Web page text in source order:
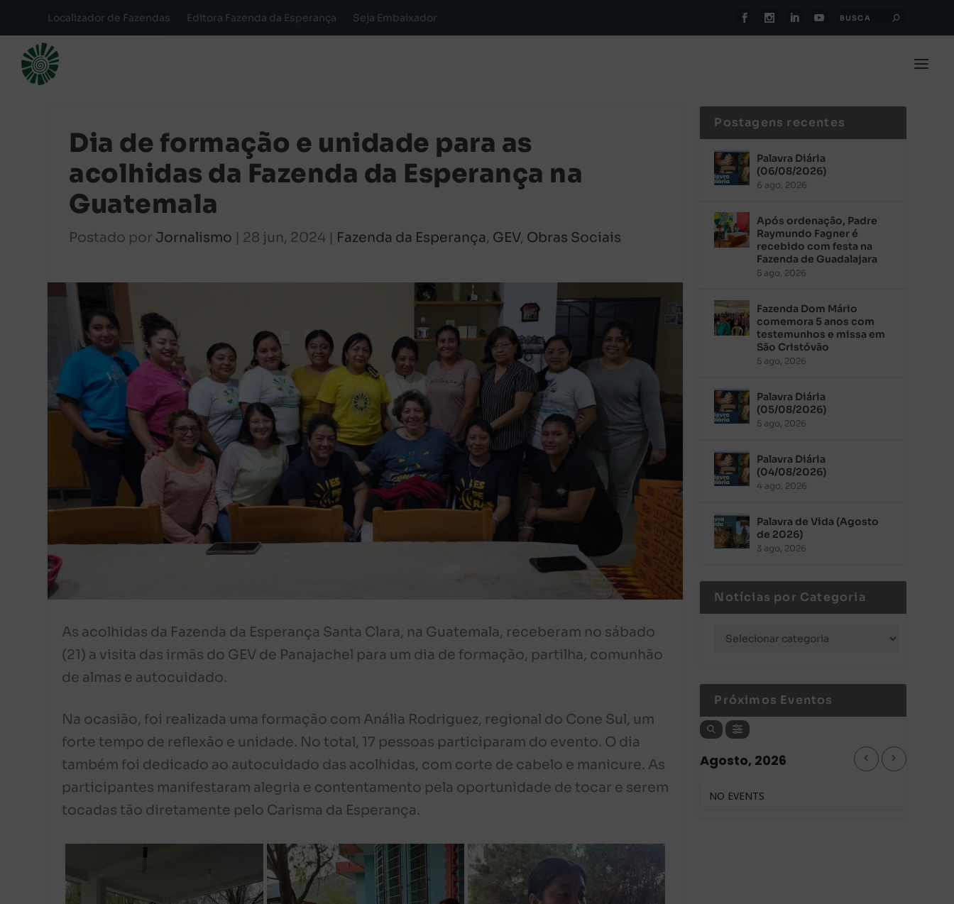
Localizador de Fazendas Editora Fazenda da Esperança Seja Embaixador
Dia de formação e unidade para as
acolhidas da Fazenda da Esperança na
Guatemala
Postado por Jornalismo | 28 jun, 2024 | Fazenda da Esperança, GEV, Obras Sociais
As acolhidas da Fazenda da Esperança Santa Clara, na Guatemala, receberam no sábado
(21) a visita das irmãs do GEV de Panajachel para um dia de formação, partilha, comunhão
de almas e autocuidado.
Na ocasião, foi realizada uma formação com Anália Rodriguez, regional do Cone Sul, um
forte tempo de reflexão e unidade. No total, 17 pessoas participaram do evento. O dia
também foi dedicado ao autocuidado das acolhidas, com corte de cabelo e manicure. As
participantes manifestaram alegria e contentamento pela oportunidade de tocar e serem
tocadas tão diretamente pelo Carisma da Esperança.
Postagens recentes
Palavra Diária
(06/08/2026)
6 ago, 2026
Após ordenação, Padre
Raymundo Fagner é
recebido com festa na
Fazenda de Guadalajara
5 ago, 2026
Fazenda Dom Mário
comemora 5 anos com
testemunhos e missa em
São Cristóvão
5 ago, 2026
Palavra Diária
(05/08/2026)
5 ago, 2026
Palavra Diária
(04/08/2026)
4 ago, 2026
Palavra de Vida (Agosto
de 2026)
3 ago, 2026
Notícias por Categoria
Próximos Eventos
Agosto, 2026
NO EVENTS